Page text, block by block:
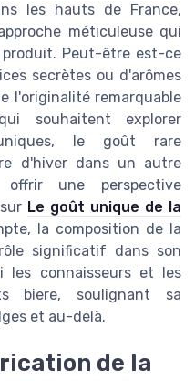
les hauts de France,
méticuleuse qui
Peut-être est-ce
secrètes ou d'arômes
l'originalité remarquable
souhaitent explorer
le goût rare
d'hiver dans un autre
une perspective
Le goût unique de la
la composition de la
significatif dans son
les connaisseurs et les
biere, soulignant sa
et au-delà.
de la